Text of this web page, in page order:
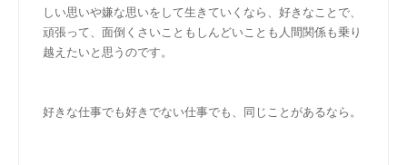
しい思いや嫌な思いをして生きていくなら、好きなことで、
頑張って、面倒くさいこともしんどいことも人間関係も乗り
越えたいと思うのです。
好きな仕事でも好きでない仕事でも、同じことがあるなら。